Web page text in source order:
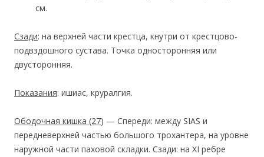
см.
Сзади: на верхней части крестца, кнутри от крестцово-
подвздошного сустава. Точка односторонняя или
двусторонняя.
Показания: ишиас, круралгия.
Ободочная кишка (27) — Спереди: между SIAS и
передневерхней частью большого трохантера, на уровне
наружной части паховой складки. Сзади: на XI ребре